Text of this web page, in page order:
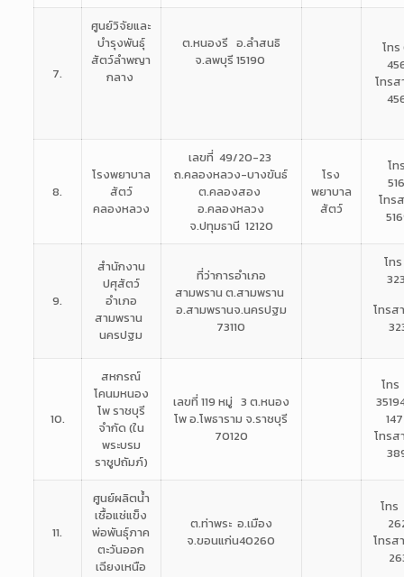
7.
ศูนย์วิจัยและ
บำรุงพันธุ์
สัตว์ลำพญา
กลาง
ต.หนองรี อ.ลำสนธิ
จ.ลพบุรี 15190
โท
โทร
8.
โรงพยาบาล
สัตว์
คลองหลวง
เลขที่ 49/20-23
ถ.คลองหลวง-บางขันธ์
ต.คลองสอง
อ.คลองหลวง
จ.ปทุมธานี 12120
โรง
พยาบาล
สัตว์
โ
โทร
9.
สำนักงาน
ปศุสัตว์
อำเภอ
สามพราน
นครปฐม
ที่ว่าการอำเภอ
สามพรานต.สามพราน
อ.สามพรานจ.นครปฐม
73110
โท
โทร
10.
สหกรณ์
โคนมหนอง
โพ ราชบุรี
จำกัด (ใน
พระบรม
ราชูปถัมภ์)
เลขที่ 119 หมู่ 3 ต.หนอง
โพอ.โพธาราม จ.ราชบุรี
70120
โท
โทร
11.
ศูนย์ผลิตน้ำ
เชื้อแช่แข็ง
พ่อพันธุ์ภาค
ตะวันออก
เฉียงเหนือ
ต.ท่าพระ อ.เมือง
จ.ขอนแก่น40260
โท
โทร